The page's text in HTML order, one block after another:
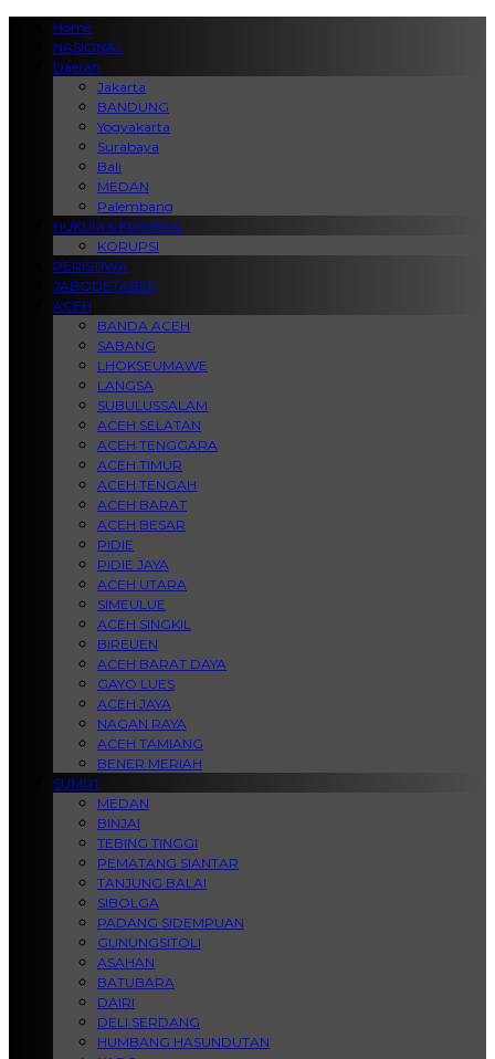
Home
NASIONAL
Daerah
Jakarta
BANDUNG
Yogyakarta
Surabaya
Bali
MEDAN
Palembang
HUKUM & KRIMINAL
KORUPSI
PERISTIWA
JABODETABEK
ACEH
BANDA ACEH
SABANG
LHOKSEUMAWE
LANGSA
SUBULUSSALAM
ACEH SELATAN
ACEH TENGGARA
ACEH TIMUR
ACEH TENGAH
ACEH BARAT
ACEH BESAR
PIDIE
PIDIE JAYA
ACEH UTARA
SIMEULUE
ACEH SINGKIL
BIREUEN
ACEH BARAT DAYA
GAYO LUES
ACEH JAYA
NAGAN RAYA
ACEH TAMIANG
BENER MERIAH
SUMUT
MEDAN
BINJAI
TEBING TINGGI
PEMATANG SIANTAR
TANJUNG BALAI
SIBOLGA
PADANG SIDEMPUAN
GUNUNGSITOLI
ASAHAN
BATUBARA
DAIRI
DELI SERDANG
HUMBANG HASUNDUTAN